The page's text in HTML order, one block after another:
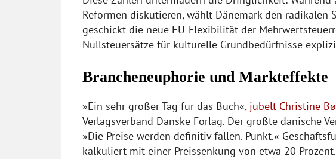
Reformen diskutieren, wählt Dänemark den radikalen
geschickt die neue EU-Flexibilität der
Nullsteuersätze für kulturelle Grundbedürfnisse
Brancheneuphorie und Markteffekte
»Ein sehr großer Tag für das Buch«, jubelt Christine
Verlagsverband Danske Forlag. Der größte dänische
»Die Preise werden definitiv fallen. Punkt.«
kalkuliert mit einer Preissenkung von etwa 20 Prozent.